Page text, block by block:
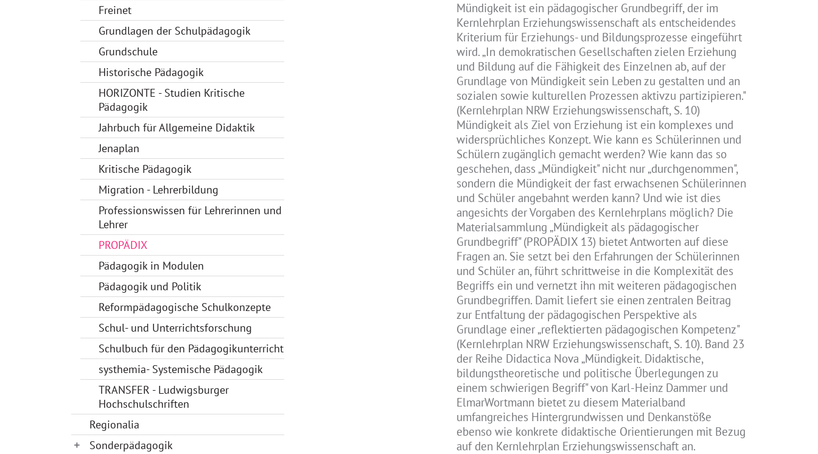
Mündigkeit ist ein pädagogischer Grundbegriff, der im
Kernlehrplan Erziehungswissenschaft als entscheidendes
Kriterium für Erziehungs- und Bildungsprozesse eingeführt
wird. „In demokratischen Gesellschaften zielen Erziehung
und Bildung auf die Fähigkeit des Einzelnen ab, auf der
Grundlage von Mündigkeit sein Leben zu gestalten und an
sozialen sowie kulturellen Prozessen aktivzu partizipieren."
(Kernlehrplan NRW Erziehungswissenschaft, S. 10)
Mündigkeit als Ziel von Erziehung ist ein komplexes und
widersprüchliches Konzept. Wie kann es Schülerinnen und
Schülern zugänglich gemacht werden? Wie kann das so
geschehen, dass „Mündigkeit" nicht nur „durchgenommen",
sondern die Mündigkeit der fast erwachsenen Schülerinnen
und Schüler angebahnt werden kann? Und wie ist dies
angesichts der Vorgaben des Kernlehrplans möglich? Die
Materialsammlung „Mündigkeit als pädagogischer
Grundbegriff" (PROPÄDIX 13) bietet Antworten auf diese
Fragen an. Sie setzt bei den Erfahrungen der Schülerinnen
und Schüler an, führt schrittweise in die Komplexität des
Begriffs ein und vernetzt ihn mit weiteren pädagogischen
Grundbegriffen. Damit liefert sie einen zentralen Beitrag
zur Entfaltung der pädagogischen Perspektive als
Grundlage einer „reflektierten pädagogischen Kompetenz"
(Kernlehrplan NRW Erziehungswissenschaft, S. 10). Band 23
der Reihe Didactica Nova „Mündigkeit. Didaktische,
bildungstheoretische und politische Überlegungen zu
einem schwierigen Begriff" von Karl-Heinz Dammer und
ElmarWortmann bietet zu diesem Materialband
umfangreiches Hintergrundwissen und Denkanstöße
ebenso wie konkrete didaktische Orientierungen mit Bezug
auf den Kernlehrplan Erziehungswissenschaft an.
Freinet
Grundlagen der Schulpädagogik
Grundschule
Historische Pädagogik
HORIZONTE - Studien Kritische
Pädagogik
Jahrbuch für Allgemeine Didaktik
Jenaplan
Kritische Pädagogik
Migration - Lehrerbildung
Professionswissen für Lehrerinnen und
Lehrer
PROPÄDIX
Pädagogik in Modulen
Pädagogik und Politik
Reformpädagogische Schulkonzepte
Schul- und Unterrichtsforschung
Schulbuch für den Pädagogikunterricht
systhemia- Systemische Pädagogik
TRANSFER - Ludwigsburger
Hochschulschriften
Regionalia
Sonderpädagogik